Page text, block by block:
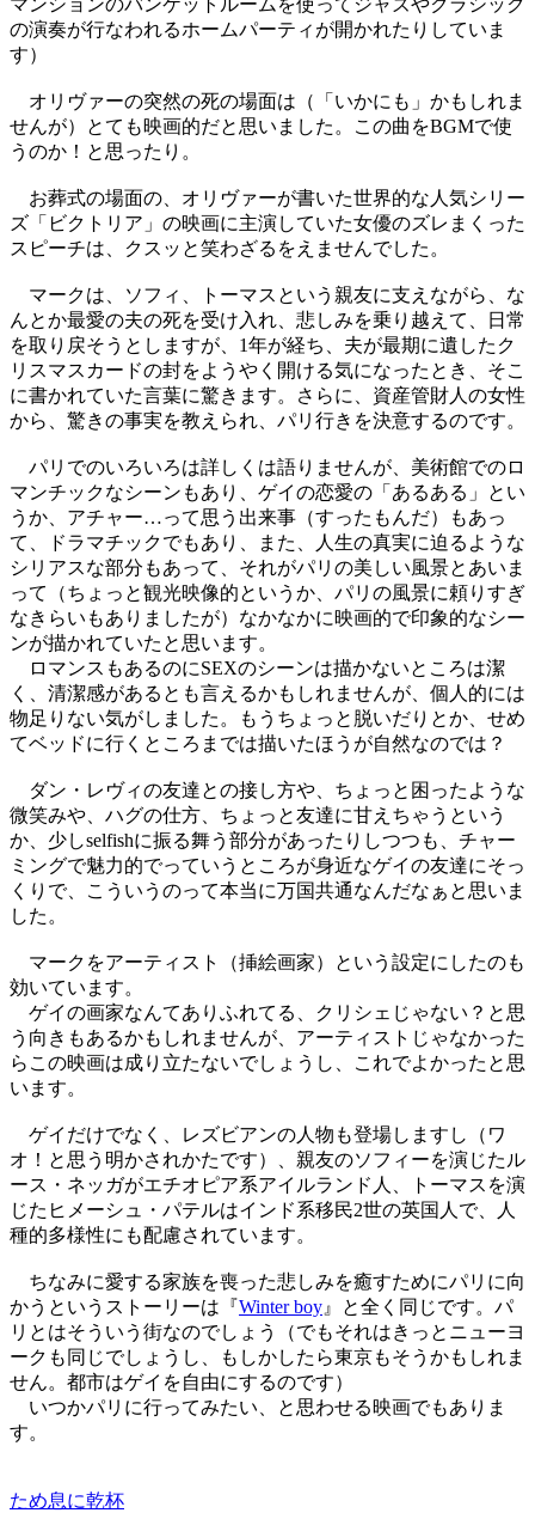
マンションのバンケットルームを使ってジャズやクラシック
の演奏が行なわれるホームパーティが開かれたりしていま
す）
オリヴァーの突然の死の場面は（「いかにも」かもしれま
せんが）とても映画的だと思いました。この曲をBGMで使
うのか！と思ったり。
お葬式の場面の、オリヴァーが書いた世界的な人気シリー
ズ「ビクトリア」の映画に主演していた女優のズレまくった
スピーチは、クスッと笑わざるをえませんでした。
マークは、ソフィ、トーマスという親友に支えながら、な
んとか最愛の夫の死を受け入れ、悲しみを乗り越えて、日常
を取り戻そうとしますが、1年が経ち、夫が最期に遺したク
リスマスカードの封をようやく開ける気になったとき、そこ
に書かれていた言葉に驚きます。さらに、資産管財人の女性
から、驚きの事実を教えられ、パリ行きを決意するのです。
パリでのいろいろは詳しくは語りませんが、美術館でのロ
マンチックなシーンもあり、ゲイの恋愛の「あるある」とい
うか、アチャー…って思う出来事（すったもんだ）もあっ
て、ドラマチックでもあり、また、人生の真実に迫るような
シリアスな部分もあって、それがパリの美しい風景とあいま
って（ちょっと観光映像的というか、パリの風景に頼りすぎ
なきらいもありましたが）なかなかに映画的で印象的なシー
ンが描かれていたと思います。
ロマンスもあるのにSEXのシーンは描かないところは潔
く、清潔感があるとも言えるかもしれませんが、個人的には
物足りない気がしました。もうちょっと脱いだりとか、せめ
てベッドに行くところまでは描いたほうが自然なのでは？
ダン・レヴィの友達との接し方や、ちょっと困ったような
微笑みや、ハグの仕方、ちょっと友達に甘えちゃうという
か、少しselfishに振る舞う部分があったりしつつも、チャー
ミングで魅力的でっていうところが身近なゲイの友達にそっ
くりで、こういうのって本当に万国共通なんだなぁと思いま
した。
マークをアーティスト（挿絵画家）という設定にしたのも
効いています。
ゲイの画家なんてありふれてる、クリシェじゃない？と思
う向きもあるかもしれませんが、アーティストじゃなかった
らこの映画は成り立たないでしょうし、これでよかったと思
います。
ゲイだけでなく、レズビアンの人物も登場しますし（ワ
オ！と思う明かされかたです）、親友のソフィーを演じたル
ース・ネッガがエチオピア系アイルランド人、トーマスを演
じたヒメーシュ・パテルはインド系移民2世の英国人で、人
種的多様性にも配慮されています。
ちなみに愛する家族を喪った悲しみを癒すためにパリに向
かうというストーリーは『Winter boy 』と全く同じです。パ
リとはそういう街なのでしょう（でもそれはきっとニューヨ
ークも同じでしょうし、もしかしたら東京もそうかもしれま
せん。都市はゲイを自由にするのです）
いつかパリに行ってみたい、と思わせる映画でもありま
す。
ため息に乾杯